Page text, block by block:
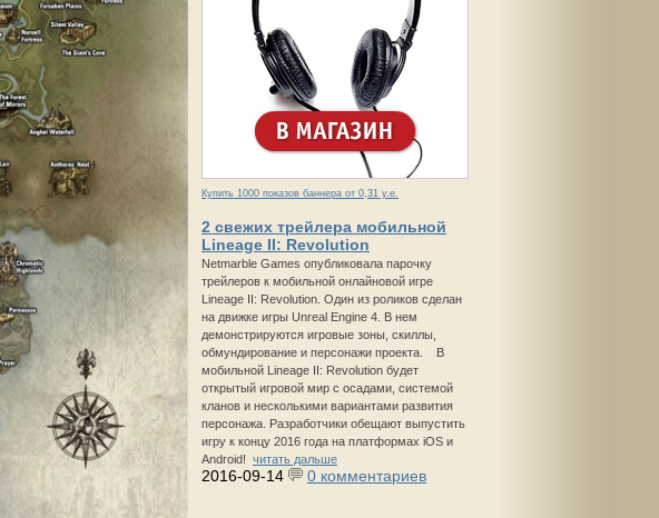
Купить 1000 показов баннера от 0,31 у.е.
2 свежих трейлера мобильной
Lineage II: Revolution
Netmarble Games опубликовала парочку
трейлеров к мобильной онлайновой игре
Lineage II: Revolution. Один из роликов сделан
на движке игры Unreal Engine 4. В нем
демонстрируются игровые зоны, скиллы,
обмундирование и персонажи проекта. В
мобильной Lineage II: Revolution будет
открытый игровой мир с осадами, системой
кланов и несколькими вариантами развития
персонажа. Разработчики обещают выпустить
игру к концу 2016 года на платформах iOS и
Android! читать дальше
2016-09-14 0 комментариев